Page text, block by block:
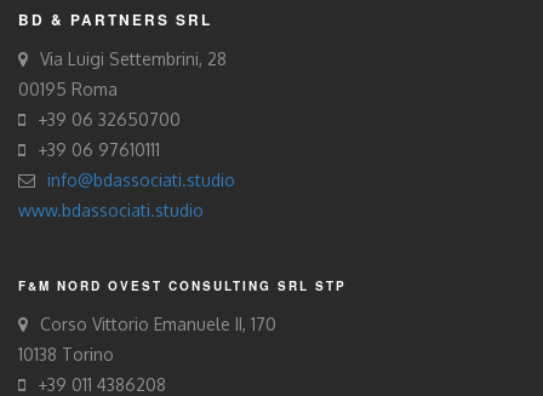
BD & PARTNERS SRL
Via Luigi Settembrini, 28
00195 Roma
+39 06 32650700
+39 06 97610111
info@bdassociati.studio
www.bdassociati.studio
F&M NORD OVEST CONSULTING SRL STP
Corso Vittorio Emanuele II, 170
10138 Torino
+39 011 4386208